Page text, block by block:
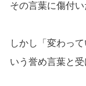
その言葉に傷付い
しかし「変わっ
いう誉め言葉と受